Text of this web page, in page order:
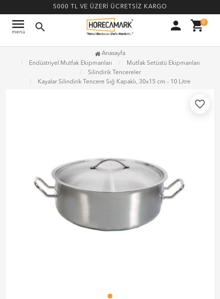
5000 TL VE ÜZERİ ÜCRETSİZ KARGO
menu
menü search person shopping_cart0
Anasayfa
Endüstriyel Mutfak Ekipmanları
Mutfak Setüstü Ekipmanları
Silindirik Tencereler
Kayalar Silindirik Tencere Sığ Kapaklı, 30x15 cm - 10 Litre
favorite_border